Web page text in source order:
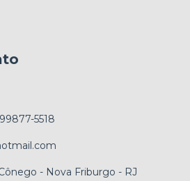
5518
- Nova Friburgo - RJ